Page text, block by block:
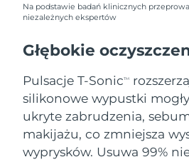
Na podstawie badań klinicznych
niezależnych ekspertów
Głębokie
Pulsacje T-SonicTM
silikonowe wypustki
ukryte zabrudzenia,
makijażu, co zmniejsza
wyprysków. Usuwa 99%
Malta
Meksyk
Monako